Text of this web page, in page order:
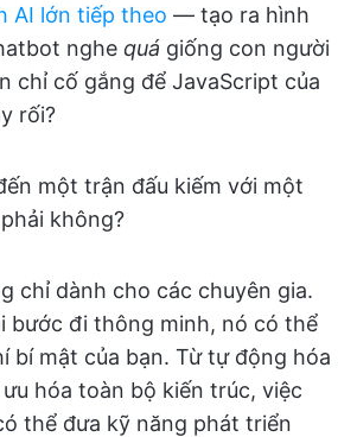
AI lớn tiếp theo — tạo ra hình
nghe quá giống con người
chỉ cố gắng để JavaScript của
rối?
một trận đấu kiếm với một
không?
chỉ dành cho các chuyên gia.
bước đi thông minh, nó có thể
bí mật của bạn. Từ tự động hóa
hóa toàn bộ kiến trúc, việc
thể đưa kỹ năng phát triển